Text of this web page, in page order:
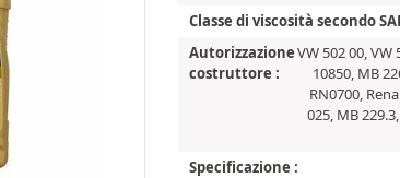
Classe di viscosità secondo
Autorizzazione
costruttore :
VW 502 00, VW
10850, MB
RN0700,
025, MB
Specificazione :